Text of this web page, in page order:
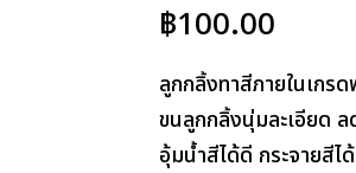
฿100.00
ลูกกลิ้งทาสีภายในเกร
ขนลูกกลิ้งนุ่มละเอียด ล
อุ้มน้ำสีได้ดี กระจายสี